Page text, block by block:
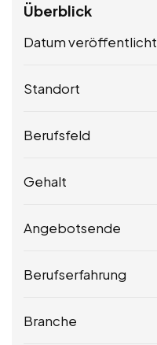
Überblick
Datum veröffentlicht
Standort
Berufsfeld
Gehalt
Angebotsende
Berufserfahrung
Branche